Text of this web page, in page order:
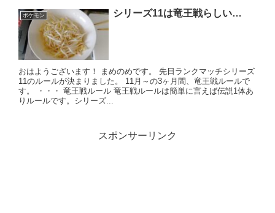
ポケモン シリーズ11は竜王戦らしい…
おはようございます！ まめのめです。 先日ランクマッチシリーズ
11のルールが決まりました。 11月～の3ヶ月間、竜王戦ルールで
す。 ・・・ 竜王戦ルール 竜王戦ルールは簡単に言えば伝説1体あ
りルールです。シリーズ...
スポンサーリンク